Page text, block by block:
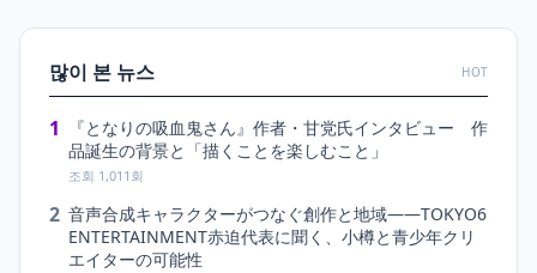
많이 본 뉴스 HOT
1
『となりの吸血鬼さん』作者・甘党氏インタビュー 作
品誕生の背景と「描くことを楽しむこと」
조회 1,011회
2 音声合成キャラクターがつなぐ創作と地域――TOKYO6
ENTERTAINMENT赤迫代表に聞く、小樽と青少年クリ
エイターの可能性